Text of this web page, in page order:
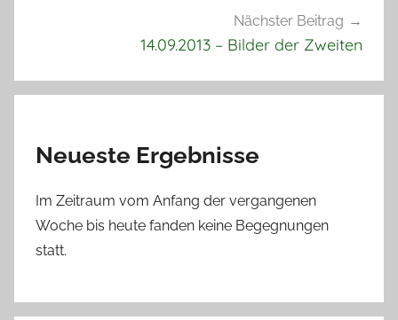
Nächster Beitrag
14.09.2013 – Bilder der Zweiten
Neueste Ergebnisse
Im Zeitraum vom Anfang der vergangenen
Woche bis heute fanden keine Begegnungen
statt.